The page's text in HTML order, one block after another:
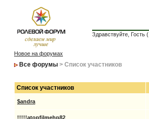
Здравствуйте, Гость (
Новое на форумах
Все форумы > Список участников
Список участников
$andra
!!!!!atopfilmehp82